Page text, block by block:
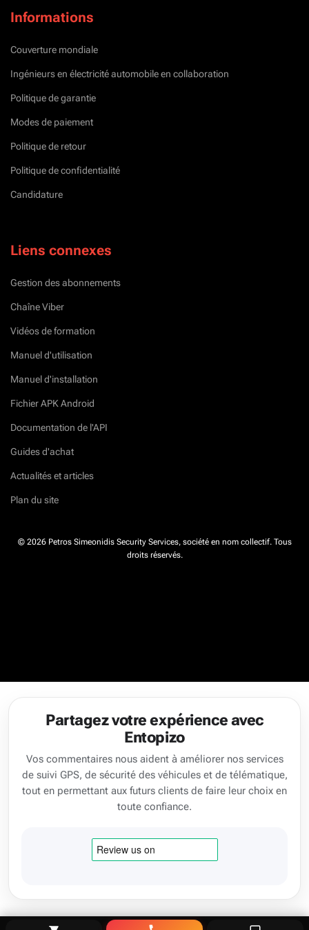
Informations
Couverture mondiale
Ingénieurs en électricité automobile en collaboration
Politique de garantie
Modes de paiement
Politique de retour
Politique de confidentialité
Candidature
Liens connexes
Gestion des abonnements
Chaîne Viber
Vidéos de formation
Manuel d'utilisation
Manuel d'installation
Fichier APK Android
Documentation de l'API
Guides d'achat
Actualités et articles
Plan du site
© 2026 Petros Simeonidis Security Services, société en nom collectif. Tous
droits réservés.
Partagez votre expérience avec
Entopizo
Vos commentaires nous aident à améliorer nos services
de suivi GPS, de sécurité des véhicules et de télématique,
tout en permettant aux futurs clients de faire leur choix en
toute confiance.